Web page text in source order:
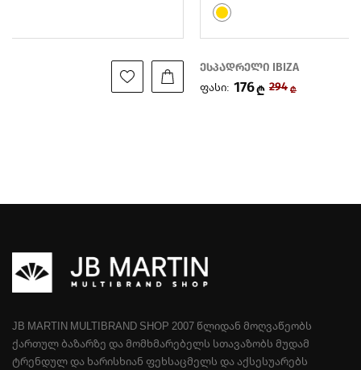
JB MARTIN MULTIBRAND SHOP 2007 ᲬᲚᲘᲓᲐᲜ ᲛᲝᲦᲕᲐᲬᲔᲝᲑᲡ
ᲥᲐᲠᲗᲣᲚ ᲑᲐᲖᲐᲠᲖᲔ ᲓᲐ ᲛᲝᲛᲮᲛᲐᲠᲔᲑᲔᲚᲡ ᲡᲗᲐᲕᲐᲖᲝᲑᲡ ᲛᲣᲓᲐᲛ
ᲢᲠᲔᲜᲓᲣᲚ ᲓᲐ ᲮᲐᲠᲘᲡᲮᲘᲐᲜ ᲤᲔᲮᲡᲐᲪᲛᲔᲚᲡ ᲓᲐ ᲐᲥᲡᲔᲡᲣᲐᲠᲔᲑᲡ